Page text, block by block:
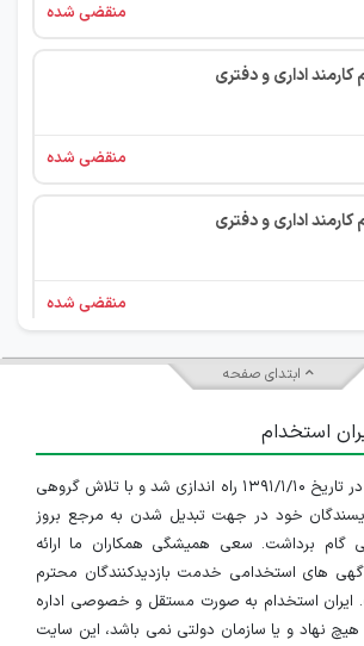
منقضی شده
کارمند اداری و دفتری
منقضی شده
کارمند اداری و دفتری
منقضی شده
کارمند اداری و دفتری
منقضی شده
ابتدای صفحه
استخدام
سایت ایران استخدام در تاریخ ۱۳۹۱/۱/۱۰ راه اندازی شد و با تلاش گروهی
خود در جهت تبدیل شدن به مرجع بروز
گام برداشت. سعی همیشگی همکاران ما ارائه
های استخدامی خدمت بازدیدکنندگان محترم
استخدام به صورت مستقل و خصوصی اداره
نهاد و یا سازمان دولتی نمی باشد، این سایت